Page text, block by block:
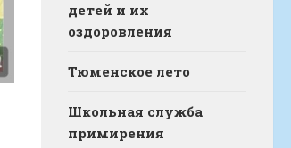
детей и их
оздоровления
Тюменское лето
Школьная служба
примирения